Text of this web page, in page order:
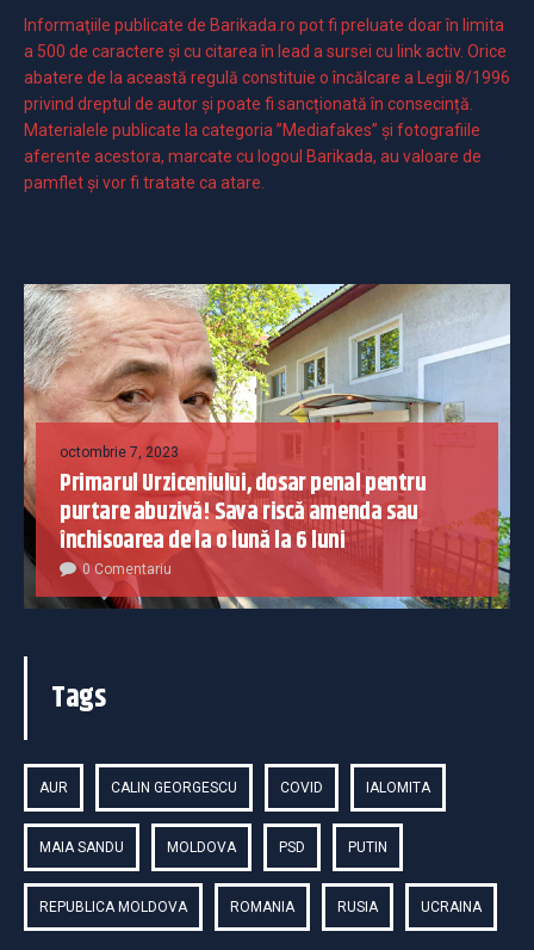
Informaţiile publicate de Barikada.ro pot fi preluate doar în limita
a 500 de caractere şi cu citarea în lead a sursei cu link activ. Orice
abatere de la această regulă constituie o încălcare a Legii 8/1996
privind dreptul de autor și poate fi sancționată în consecință.
Materialele publicate la categoria ”Mediafakes” și fotografiile
aferente acestora, marcate cu logoul Barikada, au valoare de
pamflet și vor fi tratate ca atare.
octombrie 7, 2023
Primarul Urziceniului, dosar penal pentru
purtare abuzivă! Sava riscă amenda sau
închisoarea de la o lună la 6 luni
0 Comentariu
Tags
AUR CALIN GEORGESCU COVID IALOMITA
MAIA SANDU MOLDOVA PSD PUTIN
REPUBLICA MOLDOVA ROMANIA RUSIA UCRAINA